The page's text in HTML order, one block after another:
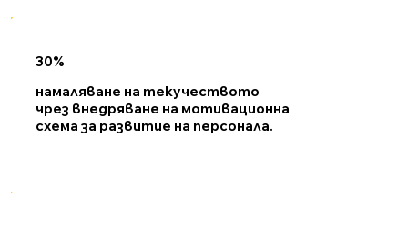
30%
намаляване на текучеството
чрез внедряване на мотивационна
схема за развитие на персонала.